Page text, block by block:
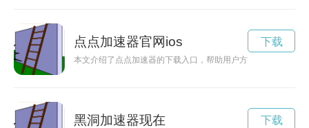
点点加速器官网ios
本文介绍了点点加速器的下载入口，帮助用户方便快捷地获取
下载
黑洞加速器现在 下载